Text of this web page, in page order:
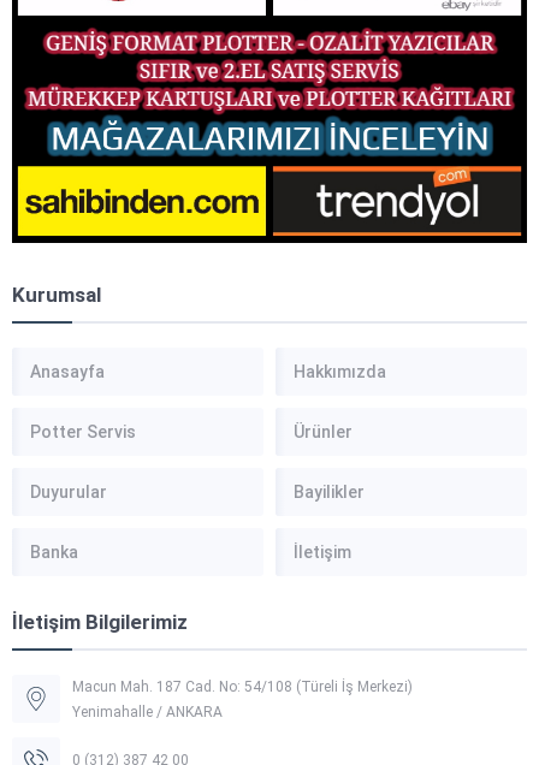
Kurumsal
Anasayfa Hakkımızda
Potter Servis Ürünler
Duyurular Bayilikler
Banka İletişim
İletişim Bilgilerimiz
Macun Mah. 187 Cad. No: 54/108 (Türeli İş Merkezi)
Yenimahalle / ANKARA
0 (312) 387 42 00